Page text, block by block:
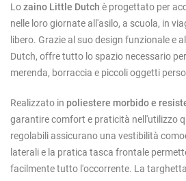
Lozaino Little Dutch è progettato per
nelle loro giornate all'asilo, a scuola, in
libero. Grazie al suo design funzionale e
Dutch, offre tutto lo spazio necessario
merenda, borraccia e piccoli oggetti
Realizzato in poliestere morbido e
garantire comfort e praticità nell'utilizzo
regolabili assicurano una vestibilità
laterali e la pratica tasca frontale
facilmente tutto l'occorrente. La